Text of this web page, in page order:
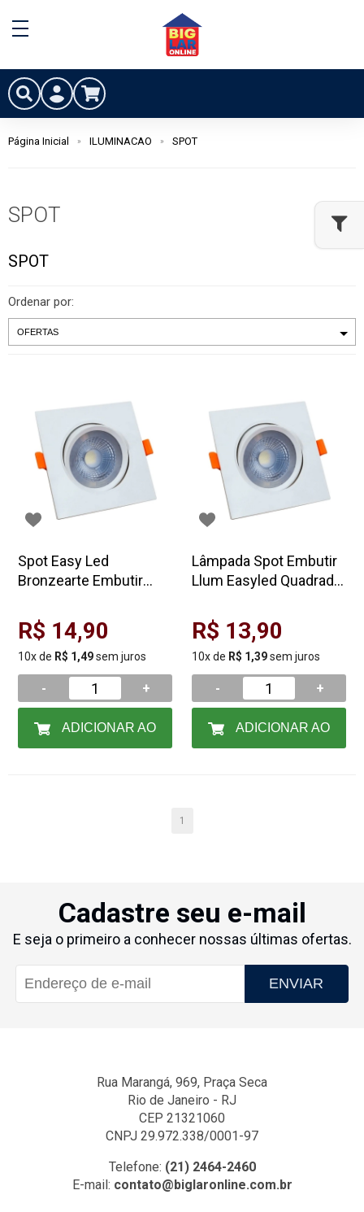
Página Inicial ILUMINACAO SPOT
SPOT
SPOT
Ordenar por:
Spot Easy Led
Bronzearte Embutir
7,5cm
R$ 14,90
10x de R$ 1,49sem juros
- +
Lâmpada Spot Embutir
Llum Easyled Quadrado
R$ 13,90
10x de R$ 1,39sem juros
- +
1
Cadastre seu e-mail
E seja o primeiro a conhecer nossas últimas ofertas.
ENVIAR
Rua Marangá, 969, Praça Seca
Rio de Janeiro - RJ
CEP 21321060
CNPJ 29.972.338/0001-97
Telefone: (21) 2464-2460
E-mail: contato@biglaronline.com.br